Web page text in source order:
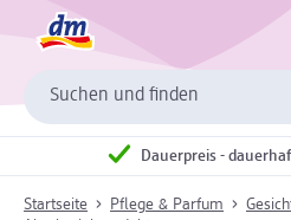
Suchen und finden
Dauerpreis -
Startseite Pflege & Parfum